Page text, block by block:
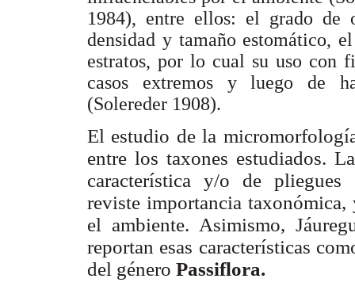
1984), entre ellos: el grado de
densidad y tamaño estomático,
estratos, por lo cual su uso con
casos extremos y luego de
(Solereder 1908).
El estudio de la
entre los taxones estudiados.
característica y/o de
reviste importancia taxonómica,
el ambiente. Asimismo,
reportan esas características
del género Passiflora.